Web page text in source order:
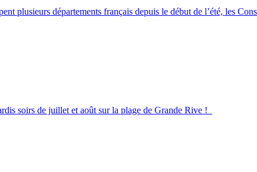
plusieurs départements français depuis le début de l’été, les
soirs de juillet et août sur la plage de Grande Rive !